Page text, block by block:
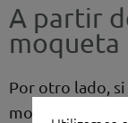
A partir
moqueta
Por otro lado,
moqueta, no te